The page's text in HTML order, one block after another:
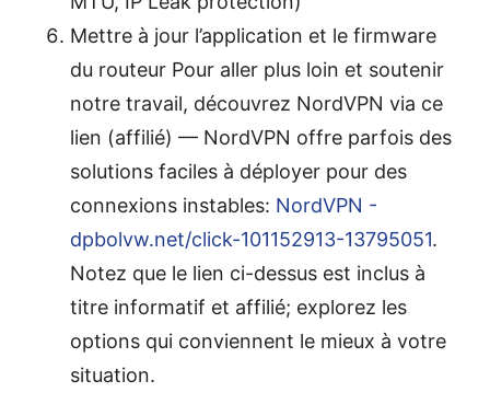
Mettre à jour l’application et le firmware
du routeur Pour aller plus loin et soutenir
notre travail, découvrez NordVPN via ce
lien (affilié) — NordVPN offre parfois des
solutions faciles à déployer pour des
connexions instables: NordVPN -
dpbolvw.net/click-101152913-13795051.
Notez que le lien ci-dessus est inclus à
titre informatif et affilié; explorez les
options qui conviennent le mieux à votre
situation.